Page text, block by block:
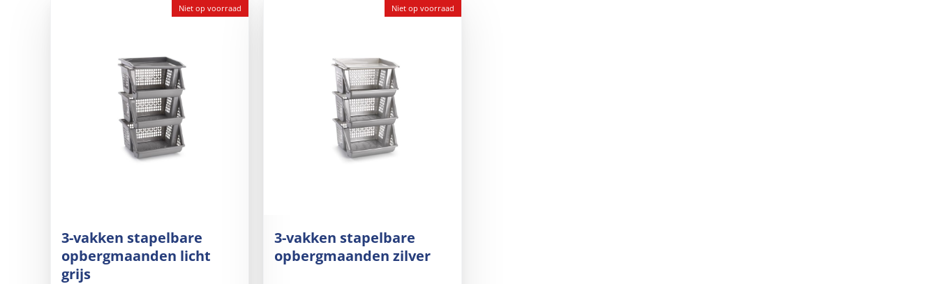
Niet op voorraad
3-vakken stapelbare
opbergmaanden licht
grijs
Niet op voorraad
3-vakken stapelbare
opbergmaanden zilver